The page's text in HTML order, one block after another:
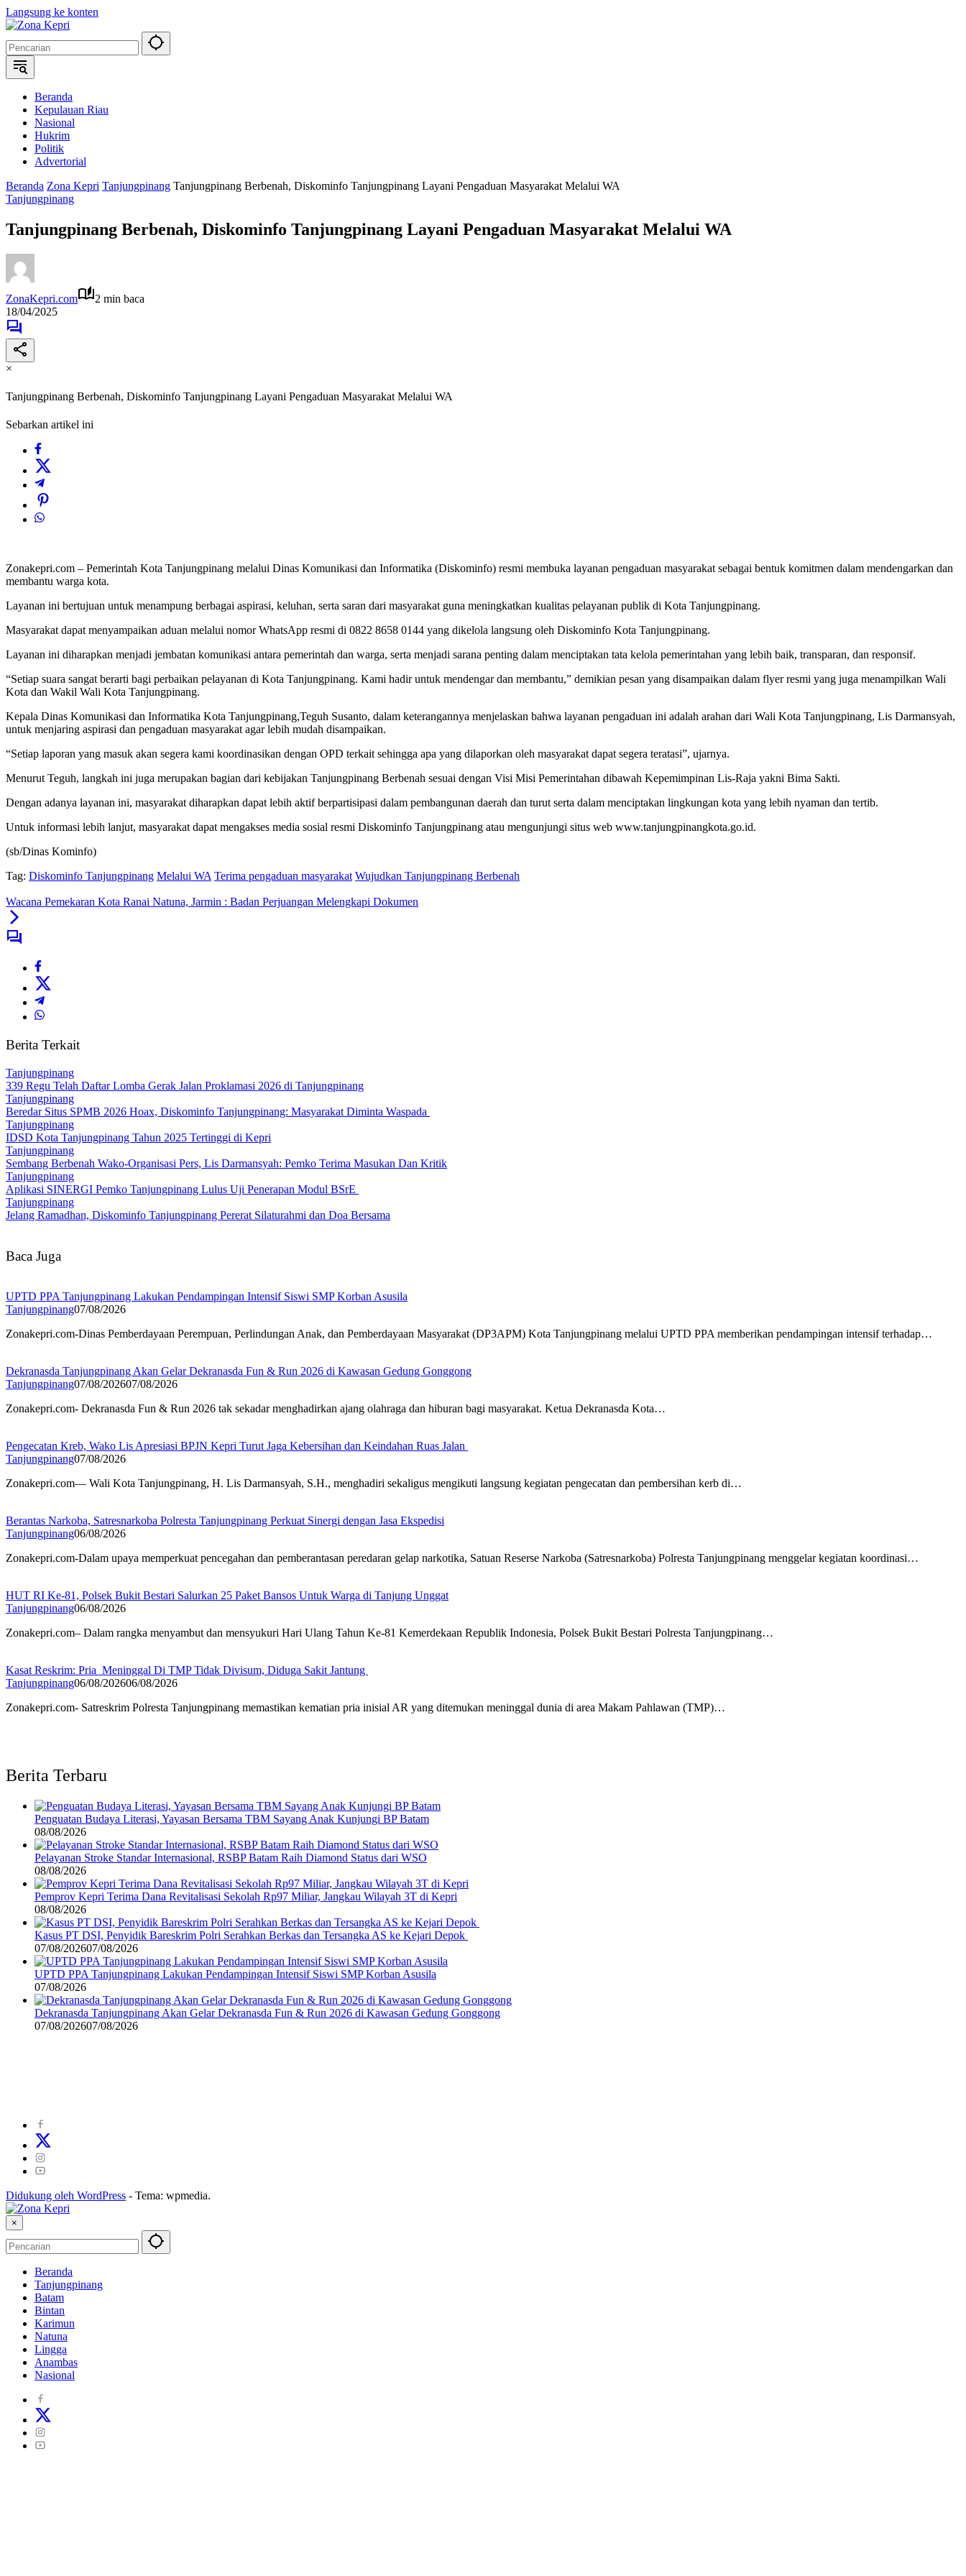
Langsung ke konten
Beranda
Kepulauan Riau
Nasional
Hukrim
Politik
Advertorial
Beranda Zona Kepri Tanjungpinang Tanjungpinang Berbenah, Diskominfo Tanjungpinang Layani Pengaduan Masyarakat Melalui WA
Tanjungpinang
Tanjungpinang Berbenah, Diskominfo Tanjungpinang Layani Pengaduan Masyarakat Melalui WA
ZonaKepri.com
2 min baca
18/04/2025
×
Tanjungpinang Berbenah, Diskominfo Tanjungpinang Layani Pengaduan Masyarakat Melalui WA
Sebarkan artikel ini
Zonakepri.com – Pemerintah Kota Tanjungpinang melalui Dinas Komunikasi dan Informatika (Diskominfo) resmi membuka layanan pengaduan masyarakat sebagai bentuk komitmen dalam mendengarkan dan
membantu warga kota.
Layanan ini bertujuan untuk menampung berbagai aspirasi, keluhan, serta saran dari masyarakat guna meningkatkan kualitas pelayanan publik di Kota Tanjungpinang.
Masyarakat dapat menyampaikan aduan melalui nomor WhatsApp resmi di 0822 8658 0144 yang dikelola langsung oleh Diskominfo Kota Tanjungpinang.
Layanan ini diharapkan menjadi jembatan komunikasi antara pemerintah dan warga, serta menjadi sarana penting dalam menciptakan tata kelola pemerintahan yang lebih baik, transparan, dan responsif.
“Setiap suara sangat berarti bagi perbaikan pelayanan di Kota Tanjungpinang. Kami hadir untuk mendengar dan membantu,” demikian pesan yang disampaikan dalam flyer resmi yang juga menampilkan Wali
Kota dan Wakil Wali Kota Tanjungpinang.
Kepala Dinas Komunikasi dan Informatika Kota Tanjungpinang,Teguh Susanto, dalam keterangannya menjelaskan bahwa layanan pengaduan ini adalah arahan dari Wali Kota Tanjungpinang, Lis Darmansyah,
untuk menjaring aspirasi dan pengaduan masyarakat agar lebih mudah disampaikan.
“Setiap laporan yang masuk akan segera kami koordinasikan dengan OPD terkait sehingga apa yang dilaporkan oleh masyarakat dapat segera teratasi”, ujarnya.
Menurut Teguh, langkah ini juga merupakan bagian dari kebijakan Tanjungpinang Berbenah sesuai dengan Visi Misi Pemerintahan dibawah Kepemimpinan Lis-Raja yakni Bima Sakti.
Dengan adanya layanan ini, masyarakat diharapkan dapat lebih aktif berpartisipasi dalam pembangunan daerah dan turut serta dalam menciptakan lingkungan kota yang lebih nyaman dan tertib.
Untuk informasi lebih lanjut, masyarakat dapat mengakses media sosial resmi Diskominfo Tanjungpinang atau mengunjungi situs web www.tanjungpinangkota.go.id.
(sb/Dinas Kominfo)
Tag: Diskominfo Tanjungpinang Melalui WA Terima pengaduan masyarakat Wujudkan Tanjungpinang Berbenah
Wacana Pemekaran Kota Ranai Natuna, Jarmin : Badan Perjuangan Melengkapi Dokumen
Berita Terkait
Tanjungpinang
339 Regu Telah Daftar Lomba Gerak Jalan Proklamasi 2026 di Tanjungpinang
Tanjungpinang
Beredar Situs SPMB 2026 Hoax, Diskominfo Tanjungpinang: Masyarakat Diminta Waspada
Tanjungpinang
IDSD Kota Tanjungpinang Tahun 2025 Tertinggi di Kepri
Tanjungpinang
Sembang Berbenah Wako-Organisasi Pers, Lis Darmansyah: Pemko Terima Masukan Dan Kritik
Tanjungpinang
Aplikasi SINERGI Pemko Tanjungpinang Lulus Uji Penerapan Modul BSrE
Tanjungpinang
Jelang Ramadhan, Diskominfo Tanjungpinang Pererat Silaturahmi dan Doa Bersama
Baca Juga
UPTD PPA Tanjungpinang Lakukan Pendampingan Intensif Siswi SMP Korban Asusila
Tanjungpinang07/08/2026
Zonakepri.com-Dinas Pemberdayaan Perempuan, Perlindungan Anak, dan Pemberdayaan Masyarakat (DP3APM) Kota Tanjungpinang melalui UPTD PPA memberikan pendampingan intensif terhadap…
Dekranasda Tanjungpinang Akan Gelar Dekranasda Fun & Run 2026 di Kawasan Gedung Gonggong
Tanjungpinang07/08/202607/08/2026
Zonakepri.com- Dekranasda Fun & Run 2026 tak sekadar menghadirkan ajang olahraga dan hiburan bagi masyarakat. Ketua Dekranasda Kota…
Pengecatan Kreb, Wako Lis Apresiasi BPJN Kepri Turut Jaga Kebersihan dan Keindahan Ruas Jalan
Tanjungpinang07/08/2026
Zonakepri.com— Wali Kota Tanjungpinang, H. Lis Darmansyah, S.H., menghadiri sekaligus mengikuti langsung kegiatan pengecatan dan pembersihan kerb di…
Berantas Narkoba, Satresnarkoba Polresta Tanjungpinang Perkuat Sinergi dengan Jasa Ekspedisi
Tanjungpinang06/08/2026
Zonakepri.com-Dalam upaya memperkuat pencegahan dan pemberantasan peredaran gelap narkotika, Satuan Reserse Narkoba (Satresnarkoba) Polresta Tanjungpinang menggelar kegiatan koordinasi…
HUT RI Ke-81, Polsek Bukit Bestari Salurkan 25 Paket Bansos Untuk Warga di Tanjung Unggat
Tanjungpinang06/08/2026
Zonakepri.com– Dalam rangka menyambut dan mensyukuri Hari Ulang Tahun Ke-81 Kemerdekaan Republik Indonesia, Polsek Bukit Bestari Polresta Tanjungpinang…
Kasat Reskrim: Pria Meninggal Di TMP Tidak Divisum, Diduga Sakit Jantung
Tanjungpinang06/08/202606/08/2026
Zonakepri.com- Satreskrim Polresta Tanjungpinang memastikan kematian pria inisial AR yang ditemukan meninggal dunia di area Makam Pahlawan (TMP)…
Berita Terbaru
Penguatan Budaya Literasi, Yayasan Bersama TBM Sayang Anak Kunjungi BP Batam
08/08/2026
Pelayanan Stroke Standar Internasional, RSBP Batam Raih Diamond Status dari WSO
08/08/2026
Pemprov Kepri Terima Dana Revitalisasi Sekolah Rp97 Miliar, Jangkau Wilayah 3T di Kepri
08/08/2026
Kasus PT DSI, Penyidik Bareskrim Polri Serahkan Berkas dan Tersangka AS ke Kejari Depok
07/08/202607/08/2026
UPTD PPA Tanjungpinang Lakukan Pendampingan Intensif Siswi SMP Korban Asusila
07/08/2026
Dekranasda Tanjungpinang Akan Gelar Dekranasda Fun & Run 2026 di Kawasan Gedung Gonggong
07/08/202607/08/2026
Didukung oleh WordPress - Tema: wpmedia.
×
Beranda
Tanjungpinang
Batam
Bintan
Karimun
Natuna
Lingga
Anambas
Nasional